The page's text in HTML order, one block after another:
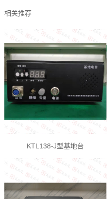
相关推荐
KTL138-J型基地台